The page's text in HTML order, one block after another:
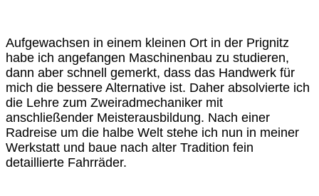
Aufgewachsen in einem kleinen Ort in der Prignitz
habe ich angefangen Maschinenbau zu studieren,
dann aber schnell gemerkt, dass das Handwerk für
mich die bessere Alternative ist. Daher absolvierte ich
die Lehre zum Zweiradmechaniker mit
anschließender Meisterausbildung. Nach einer
Radreise um die halbe Welt stehe ich nun in meiner
Werkstatt und baue nach alter Tradition fein
detaillierte Fahrräder.